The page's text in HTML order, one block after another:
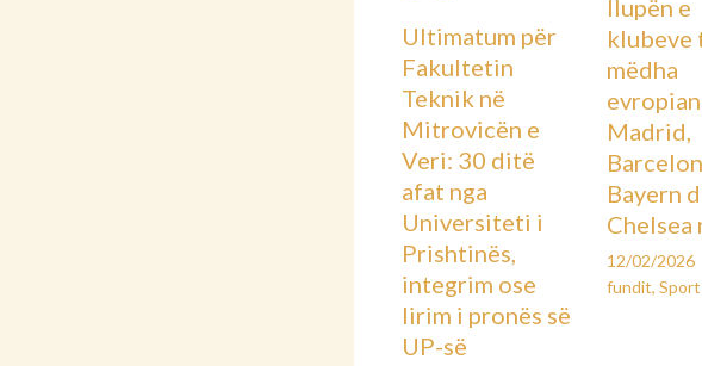
Ultimatum për
Fakultetin
Teknik në
Mitrovicën e
Veri: 30 ditë
afat nga
Universiteti i
Prishtinës,
integrim ose
lirim i pronës së
UP-së
llupën e
klubeve
mëdha
Madrid,
Bayern
Chelsea
12/02/2026
fundit, Sport